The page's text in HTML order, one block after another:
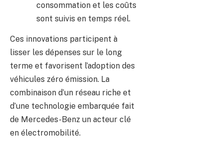
consommation et les coûts
sont suivis en temps réel.
Ces innovations participent à
lisser les dépenses sur le long
terme et favorisent l’adoption des
véhicules zéro émission. La
combinaison d’un réseau riche et
d’une technologie embarquée fait
de Mercedes-Benz un acteur clé
en électromobilité.